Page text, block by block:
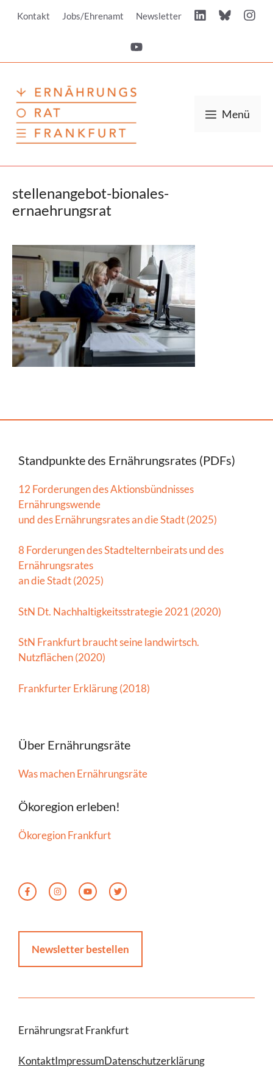
InhaltKontakt Jobs/Ehrenamt Newsletter
Menü
stellenangebot-bionales-
ernaehrungsrat
Standpunkte des Ernährungsrates (PDFs)
12 Forderungen des Aktionsbündnisses
Ernährungswende
und des Ernährungsrates an die Stadt (2025)
8 Forderungen des Stadtelternbeirats und des
Ernährungsrates
an die Stadt (2025)
StN Dt. Nachhaltigkeitsstrategie 2021 (2020)
StN Frankfurt braucht seine landwirtsch.
Nutzflächen (2020)
Frankfurter Erklärung (2018)
Über Ernährungsräte
Was machen Ernährungsräte
Ökoregion erleben!
Ökoregion Frankfurt
Newsletter bestellen
Ernährungsrat Frankfurt
KontaktImpressumDatenschutzerklärung